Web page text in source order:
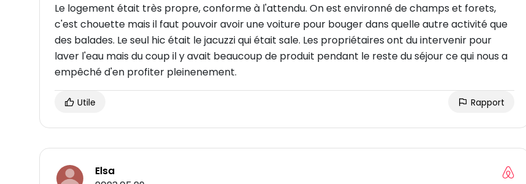
Le logement était très propre, conforme à l'attendu. On est environné de champs et forets,
c'est chouette mais il faut pouvoir avoir une voiture pour bouger dans quelle autre activité que
des balades. Le seul hic était le jacuzzi qui était sale. Les propriétaires ont du intervenir pour
laver l'eau mais du coup il y avait beaucoup de produit pendant le reste du séjour ce qui nous a
empêché d'en profiter pleinenement.
Utile Rapport
Elsa